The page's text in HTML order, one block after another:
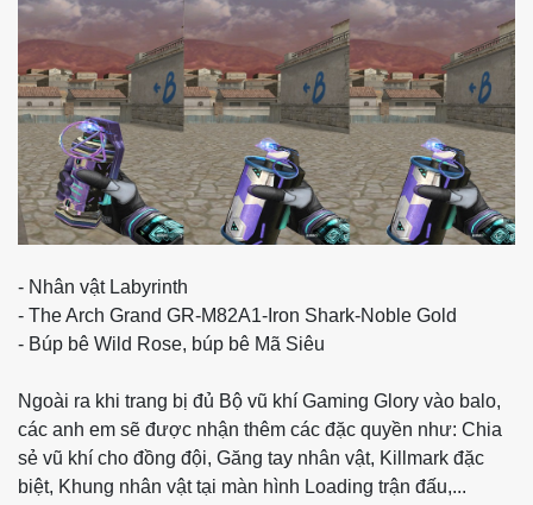
- Nhân vật Labyrinth
- The Arch Grand GR-M82A1-Iron Shark-Noble Gold
- Búp bê Wild Rose, búp bê Mã Siêu
Ngoài ra khi trang bị đủ Bộ vũ khí Gaming Glory vào balo,
các anh em sẽ được nhận thêm các đặc quyền như: Chia
sẻ vũ khí cho đồng đội, Găng tay nhân vật, Killmark đặc
biệt, Khung nhân vật tại màn hình Loading trận đấu,...